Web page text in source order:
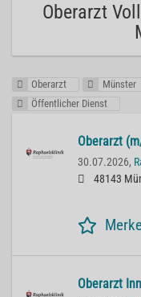
Oberarzt
Oberarzt Münster
Öffentlicher Dienst
Oberarzt
30.07.2026,
48143
Oberarzt